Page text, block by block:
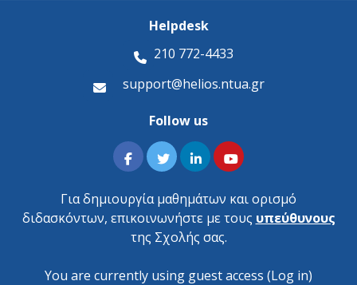
Helpdesk
210 772-4433
support@helios.ntua.gr
Follow us
Για δημιουργία μαθημάτων και ορισμό
διδασκόντων, επικοινωνήστε με τους υπεύθυνους
της Σχολής σας.
You are currently using guest access (Log in)